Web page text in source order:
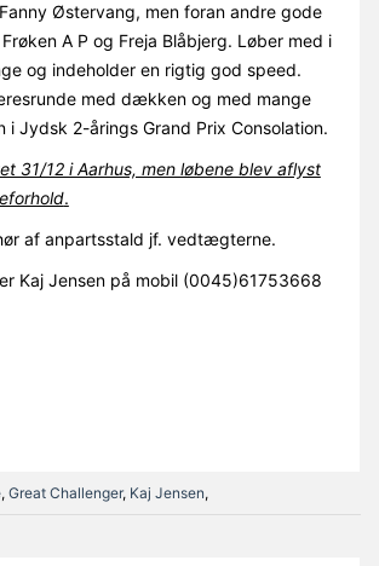
Østervang, men foran andre gode
A P og Freja Blåbjerg. Løber med i
og indeholder en rigtig god speed.
med dækken og med mange
i Jydsk 2-årings Grand Prix Consolation.
31/12 i Aarhus, men løbene blev aflyst
.
af anpartsstald jf. vedtægterne.
Kaj Jensen på mobil (0045)61753668
, Great Challenger, Kaj Jensen,